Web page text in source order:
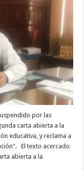
por las
carta abierta a la
educativa, y reclama a
El texto acercado
abierta a la